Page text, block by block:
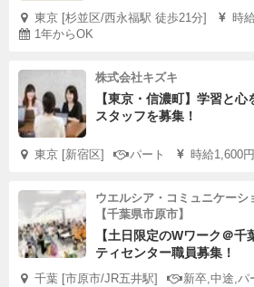
東京 [杉並区/西永福駅 徒歩21分]
時
1年からOK
株式会社キズキ
【東京・信濃町】学習と
スタッフを募集！
東京 [新宿区] パート 時給1,600円
ウエルシア・コミュニケーシ
【千葉県市原市】
【土日限定のWワーク＠
ティセンター職員募集！
千葉 [市原市/JR五井駅] 新卒,中途,パ